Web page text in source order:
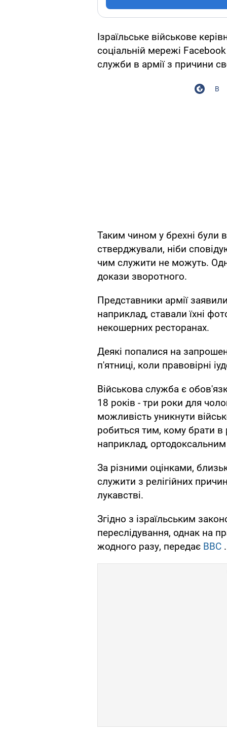
Ізраїльське військове
соціальній мережі
служби в армії з причини
Таким чином у брехні були
стверджували, ніби
чим служити не можуть.
докази зворотного.
Представники армії
наприклад, ставали їхні
некошерних ресторанах.
Деякі попалися на
п'ятниці, коли правовірні
Військова служба є
18 років - три роки для
можливість уникнути
робиться тим, кому брати в
наприклад, ортодоксальним
За різними оцінками,
служити з релігійних
лукавстві.
Згідно з ізраїльським
переслідування, однак на
жодного разу, передає BBC .